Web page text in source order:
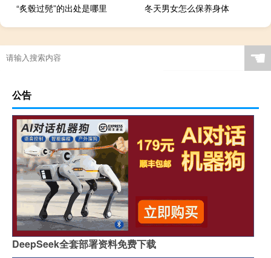
“炙毂过髡”的出处是哪里
冬天男女怎么保养身体
☚
公告
DeepSeek全套部署资料免费下载